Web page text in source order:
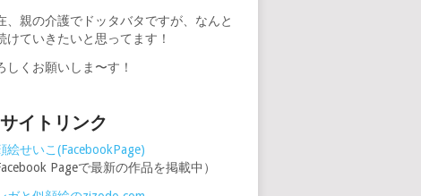
、親の介護でドッタバタですが、なんと
けていきたいと思ってます！
しくお願いしま〜す！
イトリンク
絵せいこ(FacebookPage)
Pageで最新の作品を掲載中）